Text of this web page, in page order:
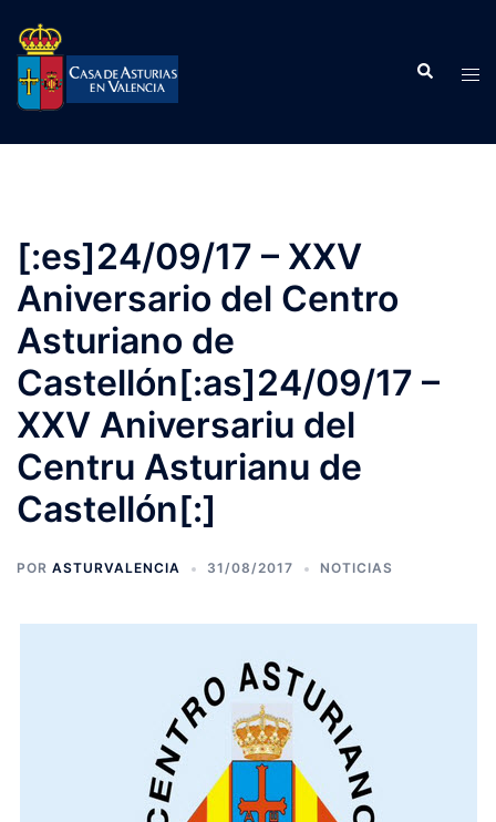
contenido
Buscar
[:es]24/09/17 – XXV
Aniversario del Centro
Asturiano de
Castellón[:as]24/09/17 –
XXV Aniversariu del
Centru Asturianu de
Castellón[:]
POR ASTURVALENCIA 31/08/2017 NOTICIAS